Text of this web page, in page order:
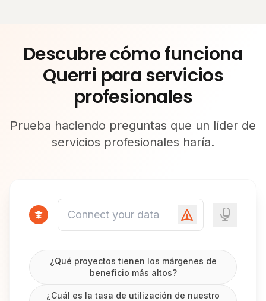
Descubre cómo funciona
Querri para servicios
profesionales
Prueba haciendo preguntas que un líder de
servicios profesionales haría.
¿Qué proyectos tienen los márgenes de
beneficio más altos?
¿Cuál es la tasa de utilización de nuestro